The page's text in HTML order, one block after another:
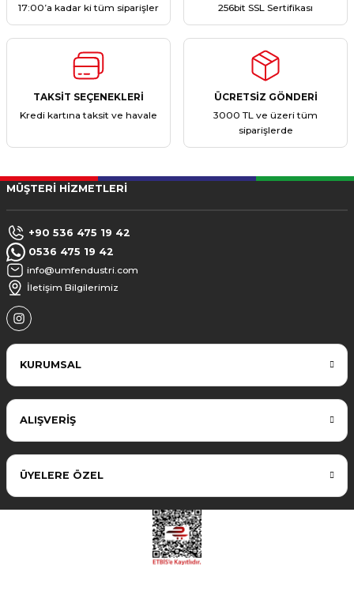
17:00’a kadar ki tüm siparişler
256bit SSL Sertifikası
TAKSİT SEÇENEKLERİ
Kredi kartına taksit ve havale
ÜCRETSİZ GÖNDERİ
3000 TL ve üzeri tüm
siparişlerde
MÜŞTERİ HİZMETLERİ
+90 536 475 19 42
0536 475 19 42
info@umfendustri.com
İletişim Bilgilerimiz
KURUMSAL
ALIŞVERİŞ
ÜYELERE ÖZEL